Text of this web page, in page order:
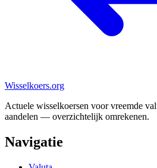
Wisselkoers.org
Actuele wisselkoersen voor vreemde
aandelen — overzichtelijk omrekenen.
Navigatie